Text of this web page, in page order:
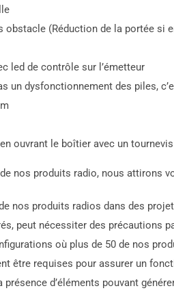
obstacle (Réduction de la portée
led de contrôle sur l’émetteur
un dysfonctionnement des piles,
ouvrant le boîtier avec un
nos produits radio, nous attirons
nos produits radios dans des
peut nécessiter des précautions
où plus de 50 de nos
être requises pour assurer un
présence d’éléments pouvant